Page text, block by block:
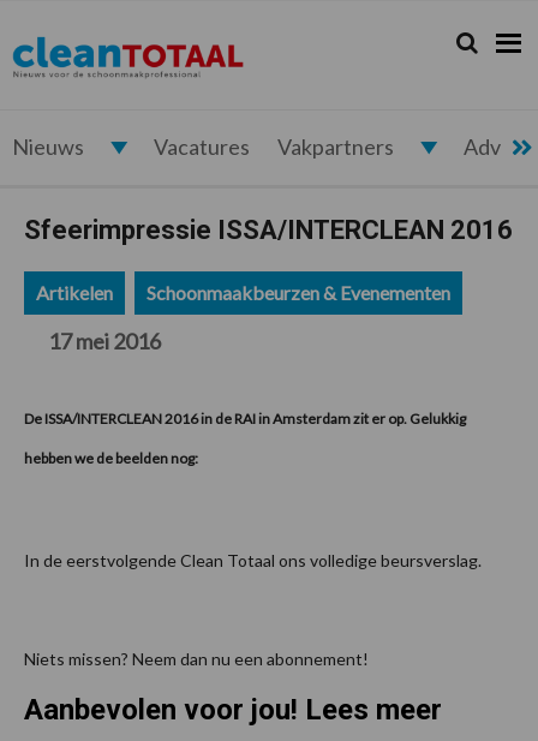
de
hoofdnavigatie
de
hoofd
de
eerste
de
voettekst
Cleantotaal.nl
Het
laatste
voor
schoonmaak
Zoeken...
Zoek
Nieuws Vacatures Vakpartners
Sfeerimpressie ISSA/INTERCLEAN 2016
Artikelen Schoonmaakbeurzen & Evenementen
17 mei 2016
De ISSA/INTERCLEAN 2016 in de RAI in Amsterdam zit er op. Gelukkig
hebben we de beelden nog:
In de eerstvolgende Clean Totaal ons volledige beursverslag.
Niets missen? Neem dan nu een abonnement!
Aanbevolen voor jou! Lees meer